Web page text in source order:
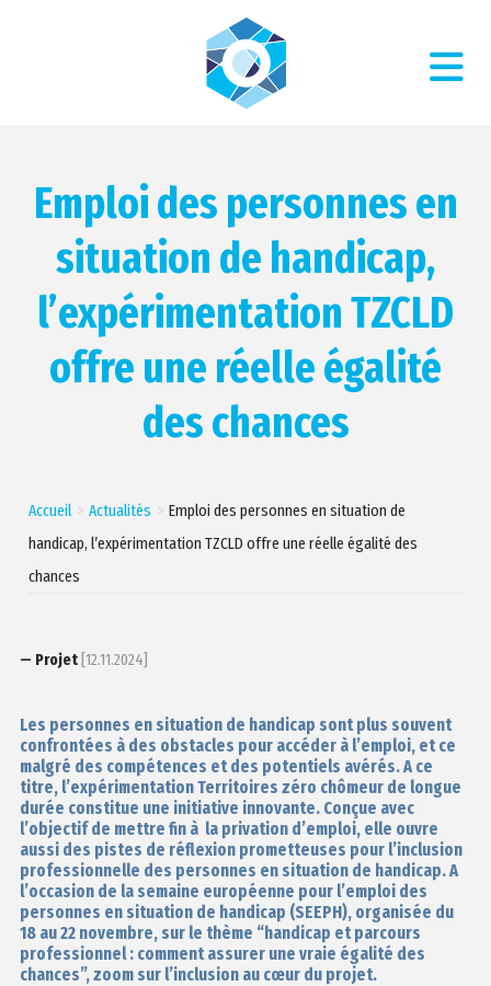
Emploi des personnes en
situation de handicap,
l’expérimentation TZCLD
offre une réelle égalité
des chances
Accueil Actualités
Emploi des personnes en situation de
handicap, l’expérimentation TZCLD offre une réelle égalité des
chances
— Projet[12.11.2024]
Les personnes en situation de handicap sont plus souvent
confrontées à des obstacles pour accéder à l’emploi, et ce
malgré des compétences et des potentiels avérés. A ce
titre, l’expérimentation Territoires zéro chômeur de longue
durée constitue une initiative innovante. Conçue avec
l’objectif de mettre fin à la privation d’emploi, elle ouvre
aussi des pistes de réflexion prometteuses pour l’inclusion
professionnelle des personnes en situation de handicap. A
l’occasion de la semaine européenne pour l’emploi des
personnes en situation de handicap (SEEPH), organisée du
18 au 22 novembre, sur le thème “handicap et parcours
professionnel : comment assurer une vraie égalité des
chances”, zoom sur l’inclusion au cœur du projet.